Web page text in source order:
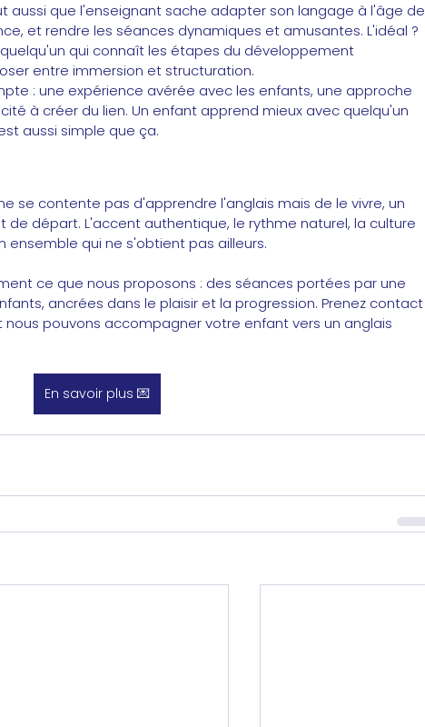
aussi que l'enseignant sache adapter son langage à l'âge de
et rendre les séances dynamiques et amusantes. L'idéal ?
qui connaît les étapes du développement
entre immersion et structuration.
: une expérience avérée avec les enfants, une approche
à créer du lien. Un enfant apprend mieux avec quelqu'un
aussi simple que ça.
se contente pas d'apprendre l'anglais mais de le vivre, un
de départ. L'accent authentique, le rythme naturel, la culture
ensemble qui ne s'obtient pas ailleurs.
ce que nous proposons : des séances portées par une
ancrées dans le plaisir et la progression. Prenez contact
pouvons accompagner votre enfant vers un anglais
En savoir plus 💌